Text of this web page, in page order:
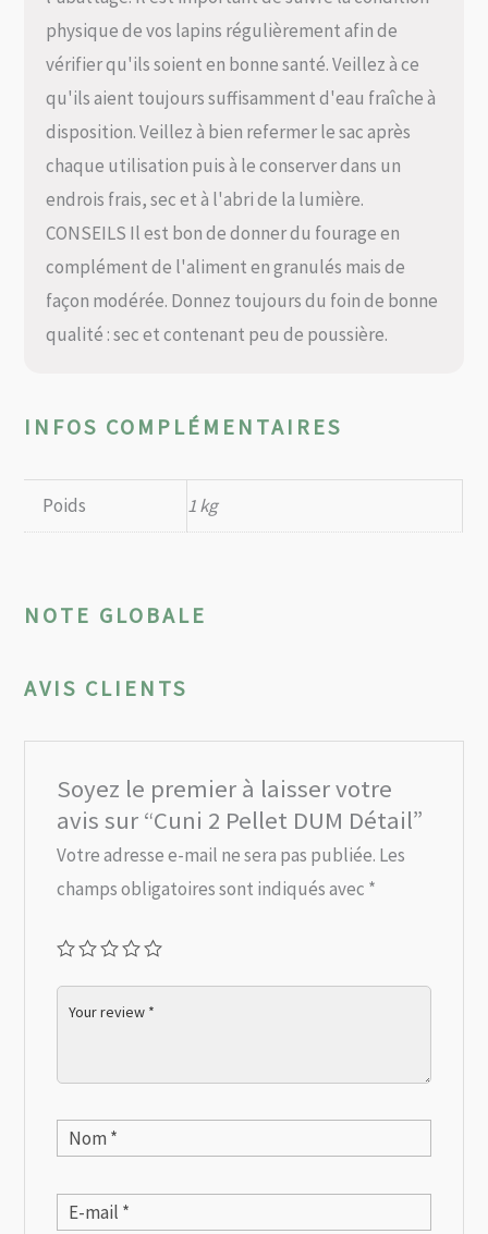
physique de vos lapins régulièrement afin de
vérifier qu'ils soient en bonne santé. Veillez à ce
qu'ils aient toujours suffisamment d'eau fraîche à
disposition. Veillez à bien refermer le sac après
chaque utilisation puis à le conserver dans un
endrois frais, sec et à l'abri de la lumière.
CONSEILS Il est bon de donner du fourage en
complément de l'aliment en granulés mais de
façon modérée. Donnez toujours du foin de bonne
qualité : sec et contenant peu de poussière.
INFOS COMPLÉMENTAIRES
Poids 1 kg
NOTE GLOBALE
AVIS CLIENTS
Soyez le premier à laisser votre
avis sur “Cuni 2 Pellet DUM Détail”
Votre adresse e-mail ne sera pas publiée. Les
champs obligatoires sont indiqués avec *